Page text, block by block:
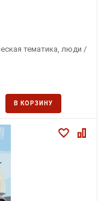
тематика, люди /
В КОРЗИНУ